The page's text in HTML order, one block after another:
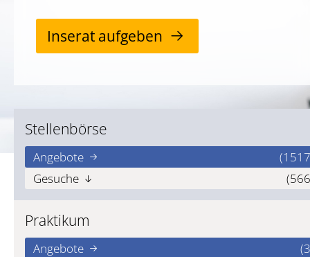
Inserat aufgeben
Stellenbörse
Angebote
Gesuche
Praktikum
Angebote